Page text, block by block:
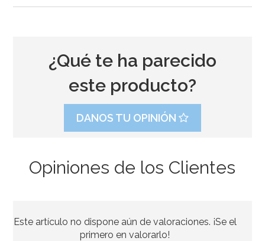
4,50€
¿Qué te ha parecido
este producto?
DANOS TU OPINIÓN
Opiniones de los Clientes
Este artículo no dispone aún de valoraciones. ¡Se el
primero en valorarlo!